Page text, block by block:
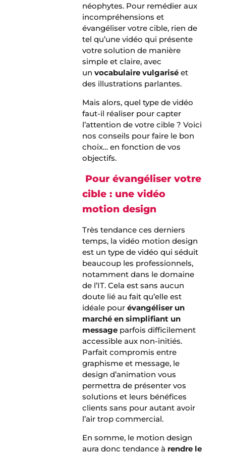
néophytes. Pour remédier aux
incompréhensions et
évangéliser votre cible, rien de
tel qu’une vidéo qui présente
votre solution de manière
simple et claire, avec
unvocabulaire vulgarisé et
des illustrations parlantes.
Mais alors, quel type de vidéo
faut-il réaliser pour capter
l’attention de votre cible ? Voici
nos conseils pour faire le bon
choix… en fonction de vos
objectifs.
Pour évangéliser votre
cible : une vidéo
motion design
Très tendance ces derniers
temps, la vidéo motion design
est un type de vidéo qui séduit
beaucoup les professionnels,
notamment dans le domaine
de l’IT. Cela est sans aucun
doute lié au fait qu’elle est
idéale pourévangéliser un
marché en simplifiant un
message parfois difficilement
accessible aux non-initiés.
Parfait compromis entre
graphisme et message, le
design d’animation vous
permettra de présenter vos
solutions et leurs bénéfices
clients sans pour autant avoir
l’air trop commercial.
En somme, le motion design
aura donc tendance à rendre le